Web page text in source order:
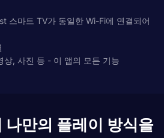
스마트 TV가 동일한 Wi-Fi에 연결되어
상, 사진 등 - 이 앱의 모든 기능
나만의 플레이 방식을